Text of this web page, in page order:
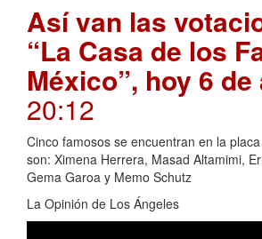
Así van las
“La Casa de los
México”, hoy 6
20:12
Cinco famosos se encuentran en la
son: Ximena Herrera, Masad Altamimi,
Gema Garoa y Memo Schutz
La Opinión de Los Ángeles